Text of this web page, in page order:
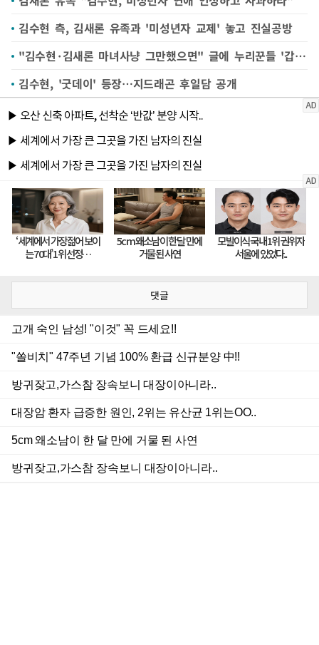
김수현 측, 김새론 유족과 '미성년자 교제' 놓고 진실공방
"김수현·김새론 마녀사냥 그만했으면" 글에 누리꾼들 '갑론을박'
김수현, '굿데이' 등장…지드래곤 후일담 공개
댓글